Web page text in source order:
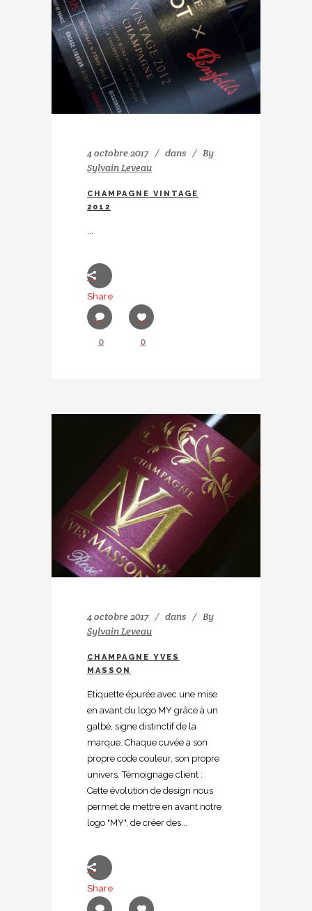
4 octobre 2017 dans
By
Sylvain Leveau
CHAMPAGNE VINTAGE
2012
Share
0 0
4 octobre 2017 dans
By
Sylvain Leveau
CHAMPAGNE YVES
MASSON
Etiquette épurée avec une mise
en avant du logo MY grâce à un
galbé, signe distinctif de la
marque. Chaque cuvée a son
propre code couleur, son propre
univers. Témoignage client :
Cette évolution de design nous
permet de mettre en avant notre
logo "MY", de créer des...
Share